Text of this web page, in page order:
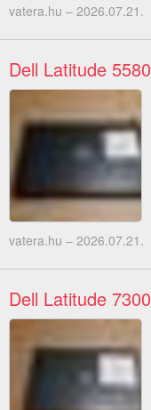
vatera.hu – 2026.07.21.
Dell Latitude 5580
vatera.hu – 2026.07.21.
Dell Latitude 7300